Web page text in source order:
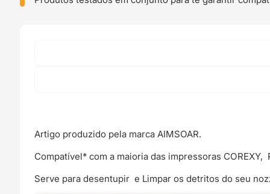
Artigo produzido pela marca AIMSOAR.
Compatível* com a maioria das impressoras
Serve para desentupir e Limpar os detritos do seu